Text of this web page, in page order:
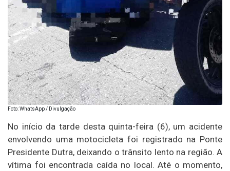
Foto: WhatsApp / Divulgação
No início da tarde desta quinta-feira (6), um acidente
envolvendo uma motocicleta foi registrado na Ponte
Presidente Dutra, deixando o trânsito lento na região. A
vítima foi encontrada caída no local. Até o momento,